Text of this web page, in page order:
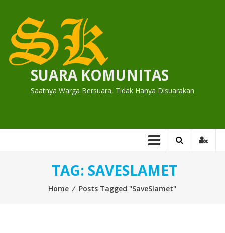
content
SUARA KOMUNITAS
Saatnya Warga Bersuara, Tidak Hanya Disuarakan
TAG: SAVESLAMET
Home ⁄ Posts Tagged "SaveSlamet"